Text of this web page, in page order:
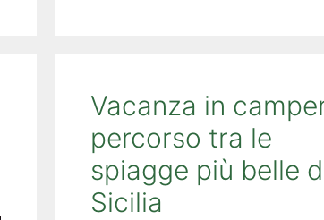
Vacanza in
percorso tra le
spiagge più belle
Sicilia